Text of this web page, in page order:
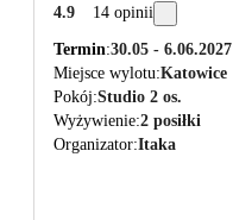
4.9 14 opinii
Termin 30.05 - 6.06.2027
Miejsce wylotu Katowice
Pokój Studio 2 os.
Wyżywienie 2 posiłki
Organizator Itaka